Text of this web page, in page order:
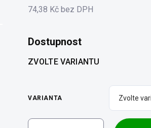
74,38 Kč bez DPH
Dostupnost
ZVOLTE VARIANTU
VARIANTA